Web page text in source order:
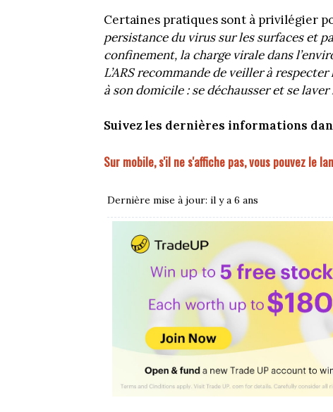
Certaines pratiques sont à privilégier
persistance du virus sur les surfaces et
confinement, la charge virale dans
L’ARS recommande de veiller à
à son domicile : se déchausser et se
Suivez les dernières informations
Sur mobile, s'il ne s'affiche pas, vous pouvez le
Dernière mise à jour: il y a 6 ans